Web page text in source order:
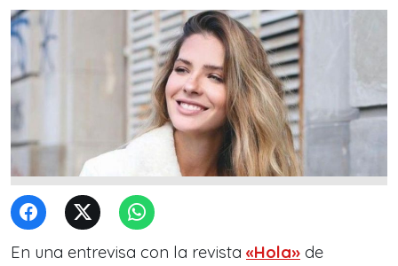
En una entrevisa con la revista «Hola» de